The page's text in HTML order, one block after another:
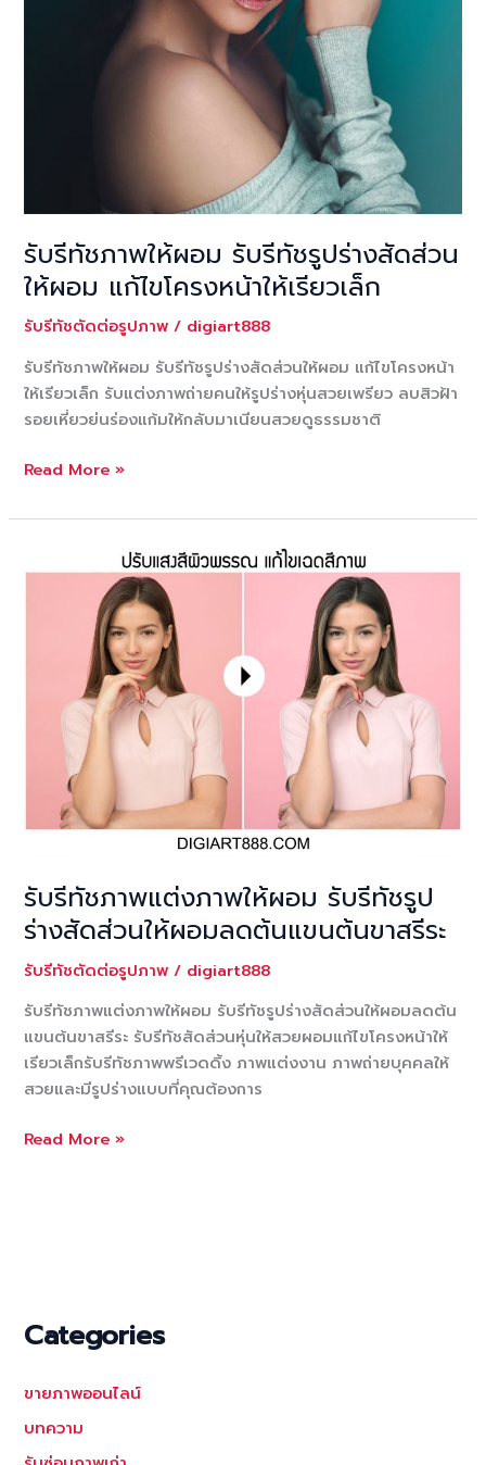
รับรีทัชภาพให้ผอม รับรีทัชรูปร่างสัดส่วน
ให้ผอม แก้ไขโครงหน้าให้เรียวเล็ก
รับรีทัชตัดต่อรูปภาพ / digiart888
รับรีทัชภาพให้ผอม รับรีทัชรูปร่างสัดส่วนให้ผอม แก้ไขโครงหน้า
ให้เรียวเล็ก รับแต่งภาพถ่ายคนให้รูปร่างหุ่นสวยเพรียว ลบสิวฝ้า
รอยเหี่ยวย่นร่องแก้มให้กลับมาเนียนสวยดูธรรมชาติ
รับ
ทัช
ให้
สัดส่วน
แก้ไข
หน้า
ให้
เรียว
เล็ก
Read More »
รับรีทัชภาพแต่งภาพให้ผอม รับรีทัชรูป
ร่างสัดส่วนให้ผอมลดต้นแขนต้นขาสรีระ
รับรีทัชตัดต่อรูปภาพ / digiart888
รับรีทัชภาพแต่งภาพให้ผอม รับรีทัชรูปร่างสัดส่วนให้ผอมลดต้น
แขนต้นขาสรีระ รับรีทัชสัดส่วนหุ่นให้สวยผอมแก้ไขโครงหน้าให้
เรียวเล็กรับรีทัชภาพพรีเวดดิ้ง ภาพแต่งงาน ภาพถ่ายบุคคลให้
สวยและมีรูปร่างแบบที่คุณต้องการ
รับ
ผอม
รับ
ทัช
รูป
ร่าง
Read More »
Categories
ขายภาพออนไลน์
บทความ